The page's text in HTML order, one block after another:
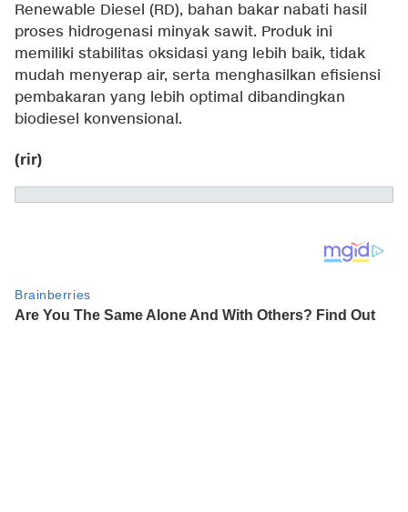
Renewable Diesel (RD), bahan bakar nabati hasil
proses hidrogenasi minyak sawit. Produk ini
memiliki stabilitas oksidasi yang lebih baik, tidak
mudah menyerap air, serta menghasilkan efisiensi
pembakaran yang lebih optimal dibandingkan
biodiesel konvensional.
(rir)